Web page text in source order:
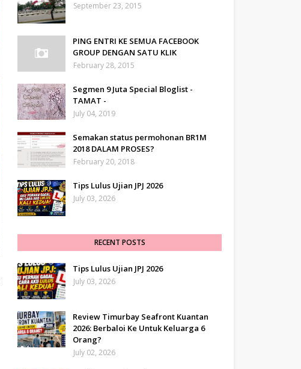
September 23, 2015
PING ENTRI KE SEMUA FACEBOOK
GROUP DENGAN SATU KLIK
February 28, 2015
Segmen 9 Juta Special Bloglist -
TAMAT -
July 04, 2019
Semakan status permohonan BR1M
2018 DALAM PROSES?
February 20, 2018
Tips Lulus Ujian JPJ 2026
July 03, 2026
RECENT POSTS
Tips Lulus Ujian JPJ 2026
July 03, 2026
Review Timurbay Seafront Kuantan
2026: Berbaloi Ke Untuk Keluarga 6
Orang?
July 02, 2026